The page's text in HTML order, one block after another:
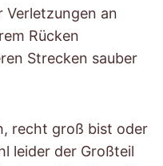
Verletzungen an
Rücken
Strecken sauber
recht groß bist oder
leider der Großteil